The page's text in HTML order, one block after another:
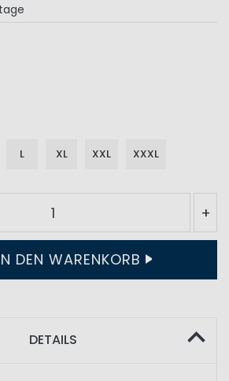
L XL XXL XXXL
+
DEN WARENKORB
DETAILS